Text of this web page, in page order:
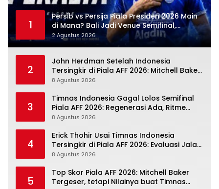
1
Persib vs Persija Piala Presiden 2026 Main
di Mana? Bali Jadi Venue Semifinal,
Ritmenya Beda
2 Agustus 2026
2
John Herdman Setelah Indonesia
Tersingkir di Piala AFF 2026: Mitchell Baker
Tumbuh, Adaptasi ASEAN Belum Tuntas
8 Agustus 2026
3
Timnas Indonesia Gagal Lolos Semifinal
Piala AFF 2026: Regenerasi Ada, Ritme
Kompetisi Masih Harus Mengejar
8 Agustus 2026
4
Erick Thohir Usai Timnas Indonesia
Tersingkir di Piala AFF 2026: Evaluasi Jalan,
Agenda Berikutnya Sudah Dekat
8 Agustus 2026
5
Top Skor Piala AFF 2026: Mitchell Baker
Tergeser, tetapi Nilainya buat Timnas